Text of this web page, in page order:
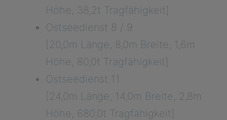
Höhe, 38,2t Tragfähigkeit]
Ostseedienst 8 / 9
[20,0m Länge, 8,0m Breite, 1,6m
Höhe, 80,0t Tragfähigkeit]
Ostseedienst 11
[24,0m Länge, 14,0m Breite, 2,8m
Höhe, 680,0t Tragfähigkeit]